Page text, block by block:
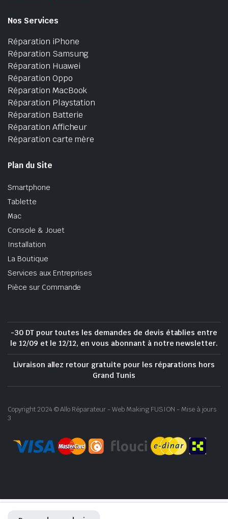
Nos Services
Réparation iPhone
Réparation Samsung
Réparation Huawei
Réparation Oppo
Réparation MacBook
Réparation Playstation
Réparation Batterie
Réparation Afficheur
Réparation carte mère
Plan du Site
Smartphone
Tablette
Mac
Console & Jouet
Installation
La Boutique
Services aux Entreprises
Pièce sur Commande
-30 DT pour toutes les demandes de devis établies entre
le 12/09 et le 12/12, en vous abonnant à notre newsletter.
Livraison allez retour gratuite pour les réparations hors
Grand Tunis
Copyright 2024 © Allo Réparateur - Web Making FUSION - Mise à jours
3